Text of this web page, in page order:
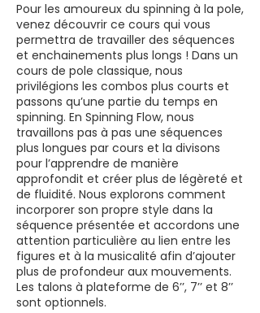
Pour les amoureux du spinning à la pole,
venez découvrir ce cours qui vous
permettra de travailler des séquences
et enchainements plus longs ! Dans un
cours de pole classique, nous
privilégions les combos plus courts et
passons qu’une partie du temps en
spinning. En Spinning Flow, nous
travaillons pas à pas une séquences
plus longues par cours et la divisons
pour l’apprendre de manière
approfondit et créer plus de légèreté et
de fluidité. Nous explorons comment
incorporer son propre style dans la
séquence présentée et accordons une
attention particulière au lien entre les
figures et à la musicalité afin d’ajouter
plus de profondeur aux mouvements.
Les talons à plateforme de 6’’, 7’’ et 8’’
sont optionnels.